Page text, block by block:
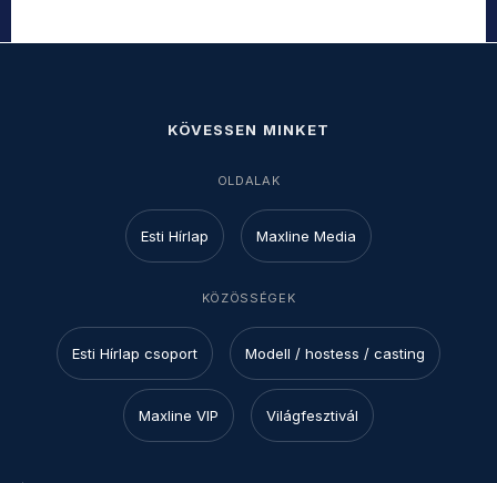
KÖVESSEN MINKET
OLDALAK
Esti Hírlap Maxline Media
KÖZÖSSÉGEK
Esti Hírlap csoport Modell / hostess / casting
Maxline VIP Világfesztivál